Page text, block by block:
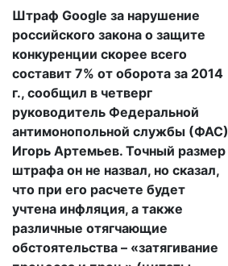
Штраф Google за нарушение
российского закона о защите
конкуренции скорее всего
составит 7% от оборота за 2014
г., сообщил в четверг
руководитель Федеральной
антимонопольной службы (ФАС)
Игорь Артемьев. Точный размер
штрафа он не назвал, но сказал,
что при его расчете будет
учтена инфляция, а также
различные отягчающие
обстоятельства – «затягивание